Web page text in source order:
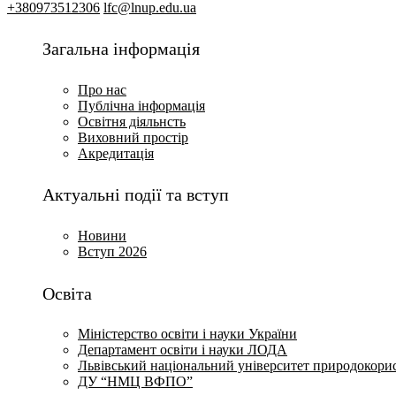
+380973512306 lfc@lnup.edu.ua
Загальна інформація
Про нас
Публічна інформація
Освітня діяльнсть
Виховний простір
Акредитація
Актуальні події та вступ
Новини
Вступ 2026
Освіта
Міністерство освіти і науки України
Департамент освіти і науки ЛОДА
Львівський національний університет
ДУ “НМЦ ВФПО”